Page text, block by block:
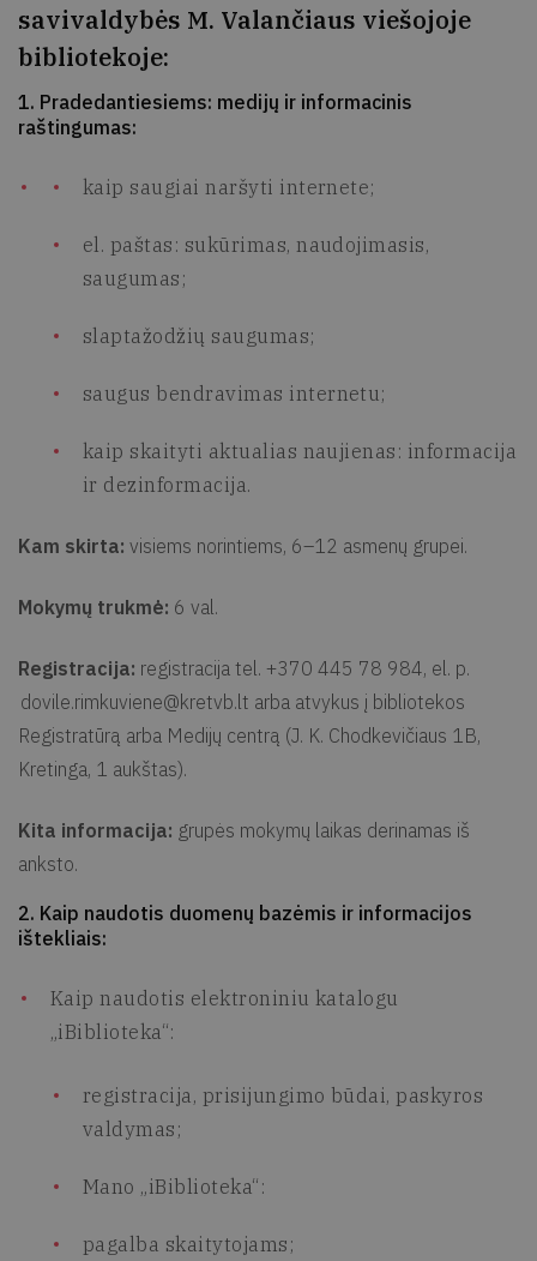
savivaldybės M. Valančiaus viešojoje
bibliotekoje:
1. Pradedantiesiems: medijų ir informacinis
raštingumas:
kaip saugiai naršyti internete;
el. paštas: sukūrimas, naudojimasis,
saugumas;
slaptažodžių saugumas;
saugus bendravimas internetu;
kaip skaityti aktualias naujienas: informacija
ir dezinformacija.
Kam skirta: visiems norintiems, 6–12 asmenų grupei.
Mokymų trukmė: 6 val.
Registracija: registracija tel. +370 445 78 984, el. p.
dovile.rimkuviene@kretvb.lt arba atvykus į bibliotekos
Registratūrą arba Medijų centrą (J. K. Chodkevičiaus 1B,
Kretinga, 1 aukštas).
Kita informacija: grupės mokymų laikas derinamas iš
anksto.
2. Kaip naudotis duomenų bazėmis ir informacijos
ištekliais:
Kaip naudotis elektroniniu katalogu
„iBiblioteka“:
registracija, prisijungimo būdai, paskyros
valdymas;
Mano „iBiblioteka“:
pagalba skaitytojams;